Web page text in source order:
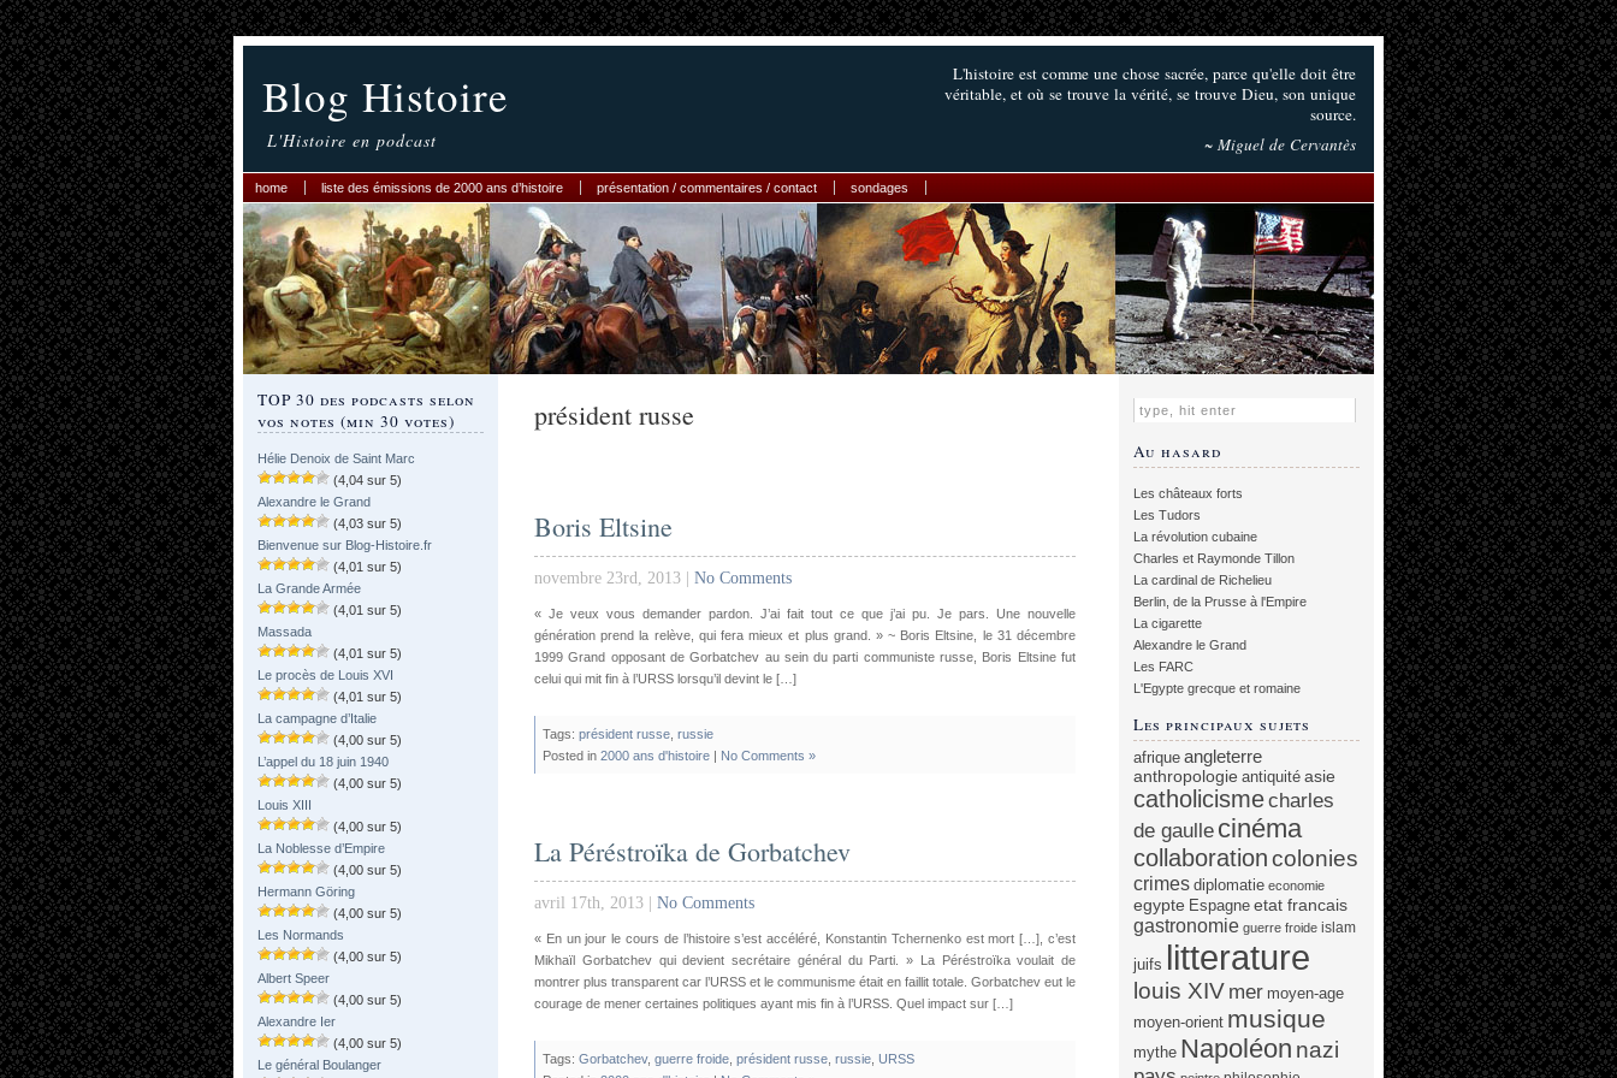
Blog Histoire
L'Histoire en podcast
L'histoire est comme une chose sacrée, parce qu'elle doit être
véritable, et où se trouve la vérité, se trouve Dieu, son unique
source.
~ Miguel de Cervantès
home liste des émissions de 2000 ans d’histoire présentation / commentaires / contact sondages
TOP 30 des podcasts selon
vos notes (min 30 votes)
Hélie Denoix de Saint Marc
(4,04 sur 5)
Alexandre le Grand
(4,03 sur 5)
Bienvenue sur Blog-Histoire.fr
(4,01 sur 5)
La Grande Armée
(4,01 sur 5)
Massada
(4,01 sur 5)
Le procès de Louis XVI
(4,01 sur 5)
La campagne d’Italie
(4,00 sur 5)
L’appel du 18 juin 1940
(4,00 sur 5)
Louis XIII
(4,00 sur 5)
La Noblesse d’Empire
(4,00 sur 5)
Hermann Göring
(4,00 sur 5)
Les Normands
(4,00 sur 5)
Albert Speer
(4,00 sur 5)
Alexandre Ier
(4,00 sur 5)
Le général Boulanger
président russe
Boris Eltsine
novembre 23rd, 2013 | No Comments
« Je veux vous demander pardon. J’ai fait tout ce que j’ai pu. Je pars. Une nouvelle
génération prend la relève, qui fera mieux et plus grand. » ~ Boris Eltsine, le 31 décembre
1999 Grand opposant de Gorbatchev au sein du parti communiste russe, Boris Eltsine fut
celui qui mit fin à l’URSS lorsqu’il devint le […]
Tags: président russe russie
Posted in 2000 ans d'histoire | No Comments »
La Péréstroïka de Gorbatchev
avril 17th, 2013 | No Comments
« En un jour le cours de l’histoire s’est accéléré, Konstantin Tchernenko est mort […], c’est
Mikhaïl Gorbatchev qui devient secrétaire général du Parti. » La Péréstroïka voulait de
montrer plus transparent car l’URSS et le communisme était en faillit totale. Gorbatchev eut le
courage de mener certaines politiques ayant mis fin à l’URSS. Quel impact sur […]
Tags: Gorbatchev, guerre froide président russe russie URSS
Au hasard
Les châteaux forts
Les Tudors
La révolution cubaine
Charles et Raymonde Tillon
La cardinal de Richelieu
Berlin, de la Prusse à l'Empire
La cigarette
Alexandre le Grand
Les FARC
L'Egypte grecque et romaine
Les principaux sujets
afrique angleterre
anthropologie antiquité asie
catholicismecharles
de gaulle cinéma
collaborationcolonies
crimes diplomatie economie
egypte Espagne etat francais
gastronomie guerre froide islam
juifs litterature
louis XIV mer moyen-age
moyen-orient musique
mythe Napoléon nazi